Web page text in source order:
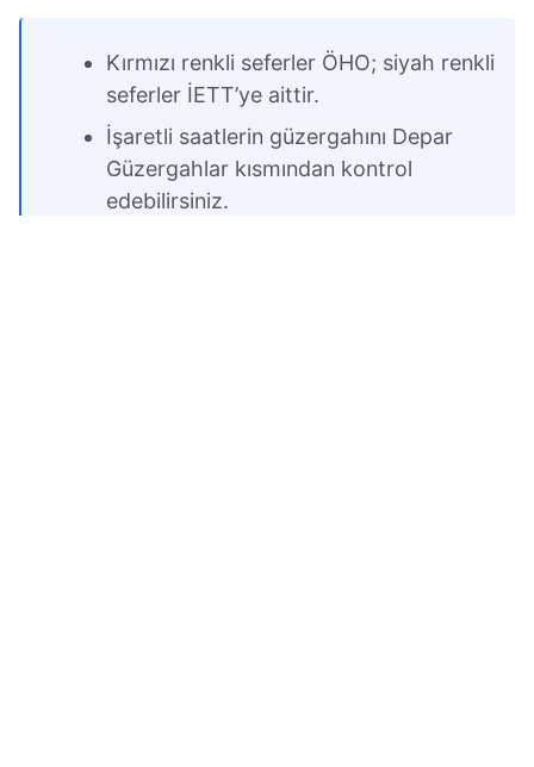
İş Günleri Cumartesi
05:55 N
05:55 N
06:20 N
Kırmızı renkli seferler ÖHO; siyah renkli
seferler İETT’ye aittir.
İşaretli saatlerin güzergahını Depar
Güzergahlar kısmından kontrol
edebilirsiniz.